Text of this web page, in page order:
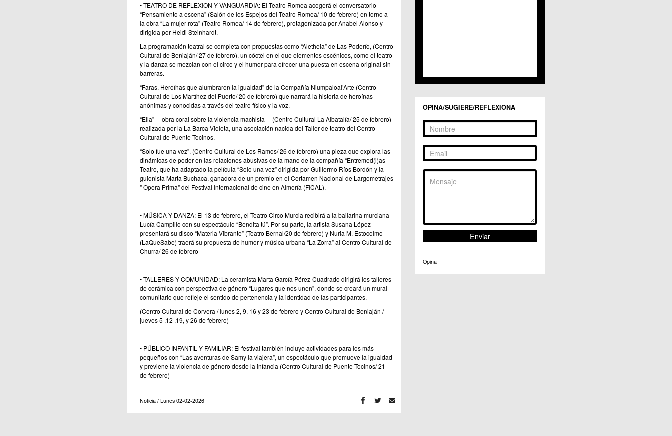
• TEATRO DE REFLEXION Y VANGUARDIA: El Teatro Romea acogerá el conversatorio
“Pensamiento a escena” (Salón de los Espejos del Teatro Romea/ 10 de febrero) en torno a
la obra “La mujer rota” (Teatro Romea/ 14 de febrero), protagonizada por Anabel Alonso y
dirigida por Heidi Steinhardt.
La programación teatral se completa con propuestas como “Aletheia” de Las Poderío, (Centro
Cultural de Beniaján/ 27 de febrero), un cóctel en el que elementos escénicos, como el teatro
y la danza se mezclan con el circo y el humor para ofrecer una puesta en escena original sin
barreras.
“Faras. Heroínas que alumbraron la igualdad” de la Compañía Niumpaloal’Arte (Centro
Cultural de Los Martínez del Puerto/ 20 de febrero) que narrará la historia de heroínas
anónimas y conocidas a través del teatro físico y la voz.
“Ella” —obra coral sobre la violencia machista— (Centro Cultural La Albatalía/ 25 de febrero)
realizada por la La Barca Violeta, una asociación nacida del Taller de teatro del Centro
Cultural de Puente Tocinos.
“Solo fue una vez”, (Centro Cultural de Los Ramos/ 26 de febrero) una pieza que explora las
dinámicas de poder en las relaciones abusivas de la mano de la compañía “Entremed(i)as
Teatro, que ha adaptado la película “Solo una vez” dirigida por Guillermo Ríos Bordón y la
guionista Marta Buchaca, ganadora de un premio en el Certamen Nacional de Largometrajes
" Opera Prima" del Festival Internacional de cine en Almería (FICAL).
• MÚSICA Y DANZA: El 13 de febrero, el Teatro Circo Murcia recibirá a la bailarina murciana
Lucía Campillo con su espectáculo “Bendita tú”. Por su parte, la artista Susana López
presentará su disco “Materia Vibrante” (Teatro Bernal/20 de febrero) y Nuria M. Estocolmo
(LaQueSabe) traerá su propuesta de humor y música urbana “La Zorra” al Centro Cultural de
Churra/ 26 de febrero
• TALLERES Y COMUNIDAD: La ceramista Marta García Pérez-Cuadrado dirigirá los talleres
de cerámica con perspectiva de género “Lugares que nos unen”, donde se creará un mural
comunitario que refleje el sentido de pertenencia y la identidad de las participantes.
(Centro Cultural de Corvera / lunes 2, 9, 16 y 23 de febrero y Centro Cultural de Beniaján /
jueves 5 ,12 ,19, y 26 de febrero)
• PÚBLICO INFANTIL Y FAMILIAR: El festival también incluye actividades para los más
pequeños con “Las aventuras de Samy la viajera”, un espectáculo que promueve la igualdad
y previene la violencia de género desde la infancia (Centro Cultural de Puente Tocinos/ 21
de febrero)
Noticia / Lunes 02-02-2026
C.C. Zarandona
OPINA/SUGIERE/REFLEXIONA
Opina